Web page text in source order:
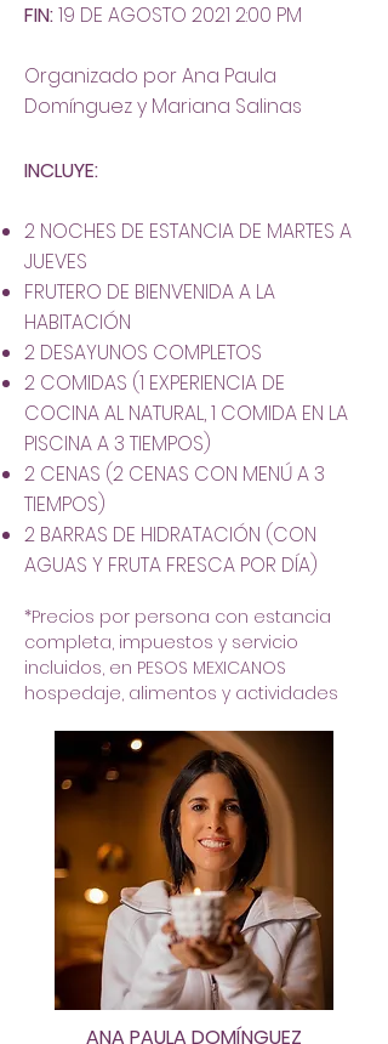
FIN:19 DE AGOSTO 2021 2:00 PM
Organizado por Ana Paula
Domínguez y Mariana Salinas
INCLUYE:
2 NOCHES DE ESTANCIA DE MARTES A
JUEVES
FRUTERO DE BIENVENIDA A LA
HABITACIÓN
2 DESAYUNOS COMPLETOS
2 COMIDAS (1 EXPERIENCIA DE
COCINA AL NATURAL, 1 COMIDA EN LA
PISCINA A 3 TIEMPOS)
2 CENAS (2 CENAS CON MENÚ A 3
TIEMPOS)
2 BARRAS DE HIDRATACIÓN (CON
AGUAS Y FRUTA FRESCA POR DÍA)
*Precios por persona con estancia
completa, impuestos y servicio
incluidos, en PESOS MEXICANOS
hospedaje, alimentos y actividades
ANA PAULA DOMÍNGUEZ